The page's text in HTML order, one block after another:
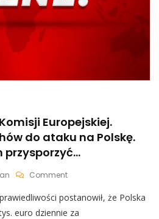
Europejskiej.
do ataku na Polskę.
przysporzyć…
CommentOn
Ma
Płacić
postanowił, że Polska
euro dziennie za